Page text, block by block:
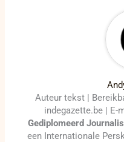
Auteur tekst |
indegazette.be | E-
Gediplomeerd
een Internationale